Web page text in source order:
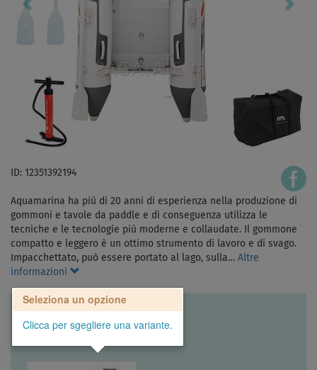
ID: 12351392194
Aquamarina ha più di 20 anni di esperienza nella produzione di
gommoni e tavole da paddle e di conseguenza utilizza le
tecniche e le tecnologie più moderne e collaudate. Il gommone
compatto e leggero è un ottimo strumento di lavoro e di svago.
Impacchettato, può essere portato al lago, sulla… Altre
informazioni
Seleziona un opzione
Clicca per sgegliere una variante.